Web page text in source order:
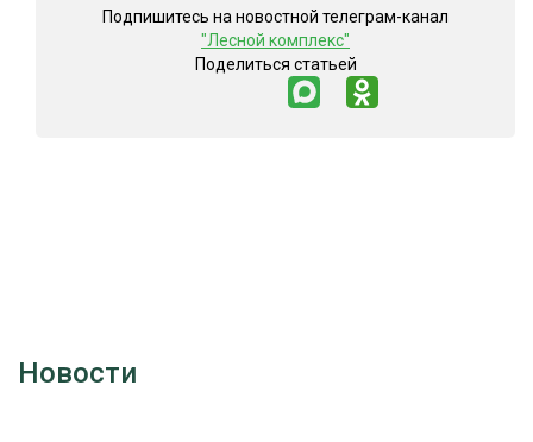
Подпишитесь на новостной телеграм-канал
"Лесной комплекс"
Поделиться статьей
Новости